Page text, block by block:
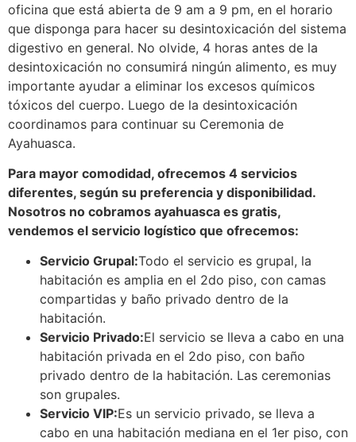
oficina que está abierta de 9 am a 9 pm, en el horario
que disponga para hacer su desintoxicación del sistema
digestivo en general. No olvide, 4 horas antes de la
desintoxicación no consumirá ningún alimento, es muy
importante ayudar a eliminar los excesos químicos
tóxicos del cuerpo. Luego de la desintoxicación
coordinamos para continuar su Ceremonia de
Ayahuasca.
Para mayor comodidad, ofrecemos 4 servicios
diferentes, según su preferencia y disponibilidad.
Nosotros no cobramos ayahuasca es gratis,
vendemos el servicio logístico que ofrecemos:
Servicio Grupal:Todo el servicio es grupal, la
habitación es amplia en el 2do piso, con camas
compartidas y baño privado dentro de la
habitación.
Servicio Privado:El servicio se lleva a cabo en una
habitación privada en el 2do piso, con baño
privado dentro de la habitación. Las ceremonias
son grupales.
Servicio VIP:Es un servicio privado, se lleva a
cabo en una habitación mediana en el 1er piso, con